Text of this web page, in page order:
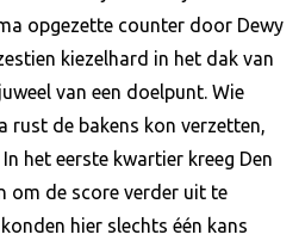
opgezette counter door Dewy
kiezelhard in het dak van
van een doelpunt. Wie
rust de bakens kon verzetten,
het eerste kwartier kreeg Den
om de score verder uit te
hier slechts één kans